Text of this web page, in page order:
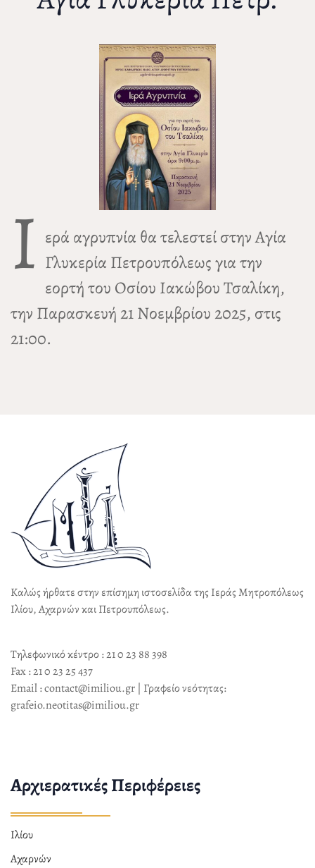
Ι ερά αγρυπνία θα τελεστεί στην Αγία
Γλυκερία Πετρουπόλεως για την
εορτή του Οσίου Ιακώβου Τσαλίκη,
την Παρασκευή 21 Νοεμβρίου 2025, στις
21:00.
Καλώς ήρθατε στην επίσημη ιστοσελίδα της Ιεράς Μητροπόλεως
Ιλίου, Αχαρνών και Πετρουπόλεως.
Τηλεφωνικό κέντρο : 21 0 23 88 398
Fax : 21 0 23 25 437
Email : contact@imiliou.gr | Γραφείο νεότητας:
grafeio.neotitas@imiliou.gr
Αρχιερατικές Περιφέρειες
Ιλίου
Αχαρνών